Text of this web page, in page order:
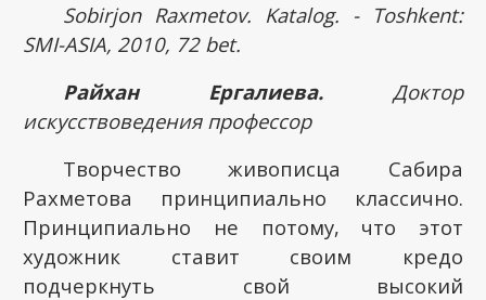
Sobirjon Raxmetov. Katalog. - Toshkent:
SMI-ASIA, 2010, 72 bet.
Райхан Ергалиева.Доктор
искусствоведения профессор
Творчество живописца Сабира
Рахметова принципиально классично.
Принципиально не потому, что этот
художник ставит своим кредо
подчеркнуть свой высокий